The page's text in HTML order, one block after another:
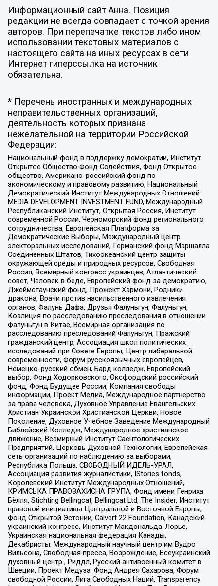
Информационный сайт Анна. Позиция
редакции не всегда совпадает с точкой зрения
авторов. При перепечатке текстов либо ином
использовании текстовых материалов с
настоящего сайта на иных ресурсах в сети
Интернет гиперссылка на источник
обязательна.
* Перечень иностранных и международных
неправительственных организаций,
деятельность которых признана
нежелательной на территории Российской
Федерации:
Национальный фонд в поддержку демократии, Институт
Открытое Общество Фонд Содействия, Фонд Открытое
общество, Американо-российский фонд по
экономическому и правовому развитию, Национальный
Демократический Институт Международных Отношений,
MEDIA DEVELOPMENT INVESTMENT FUND, Международный
Республиканский Институт, Открытая Россия, Институт
современной России, Черноморский фонд регионального
сотрудничества, Европейская Платформа за
Демократические Выборы, Международный центр
электоральных исследований, Германский фонд Маршалла
Соединенных Штатов, Тихоокеанский центр защиты
окружающей среды и природных ресурсов, Свободная
Россия, Всемирный конгресс украинцев, Атлантический
совет, Человек в беде, Европейский фонд за демократию,
Джеймстаунский фонд, Прожект Хармони, Родники
дракона, Врачи против насильственного извлечения
органов, Фалунь Дафа, Друзья Фалуньгун, Фалуньгун,
Коалиция по расследованию преследования в отношении
Фалуньгун в Китае, Всемирная организация по
расследованию преследований Фалуньгун, Пражский
гражданский центр, Ассоциация школ политических
исследований при Совете Европы, Центр либеральной
современности, Форум русскоязычных европейцев,
Немецко-русский обмен, Бард колледж, Европейский
выбор, Фонд Ходорковского, Оксфордский российский
фонд, Фонд Будущее России, Компания свободы
информации, Проект Медиа, Международное партнерство
за права человека, Духовное Управление Евангельских
Христиан Украинской Христианской Церкви, Новое
Поколение, Духовное Учебное Заведение Международный
Библейский Колледж, Международное христианское
движение, Всемирный Институт Саентологических
Предприятий, Церковь Духовной Технологии, Европейская
сеть организаций по наблюдению за выборами,
Республика Польша, СВОБОДНЫЙ ИДЕЛЬ-УРАЛ,
Ассоциация развития журналистики, IStories fonds,
Королевский Институт Международных Отношений,
КРИМСЬКА ПРАВОЗАХИСНА ГРУПА, Фонд имени Генриха
Бёлля, Stichting Bellingcat, Bellingcat Ltd, The Insider, Институт
правовой инициативы Центральной и Восточной Европы,
Фонд Открытой Эстонии, Calvert 22 Foundation, Канадский
украинский конгресс, Институт Макдональда-Лорье,
Украинская национальная федерация Канады,
Декабристы, Международный научный центр им Вудро
Вильсона, Свободная пресса, Возрождение, Всеукраинский
духовный центр , Риддл, Русский антивоенный комитет в
Швеции, Проект Медуза, Фонд Андрея Сахарова, Форум
свободной России, Лига Свободных Наций, Transparеncy